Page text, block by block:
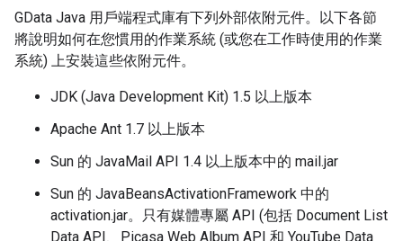
GData Java 用戶端程式庫有下列外部依附元件。以下各節
將說明如何在您慣用的作業系統 (或您在工作時使用的作業
系統) 上安裝這些依附元件。
JDK (Java Development Kit) 1.5 以上版本
Apache Ant 1.7 以上版本
Sun 的 JavaMail API 1.4 以上版本中的 mail.jar
Sun 的 JavaBeansActivationFramework 中的
activation.jar。只有媒體專屬 API (包括 Document List
Data API、Picasa Web Album API 和 YouTube Data